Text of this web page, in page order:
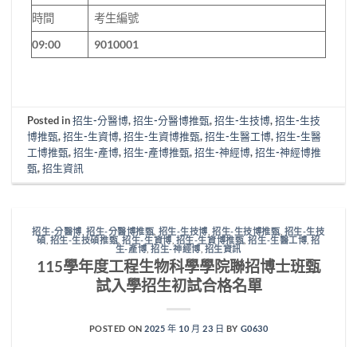
時間
考生編號
09:00
9010001
Posted in招生-分醫博,招生-分醫博推甄,招生-生技博,招生-生技
博推甄,招生-生資博,招生-生資博推甄,招生-生醫工博,招生-生醫
工博推甄,招生-產博,招生-產博推甄,招生-神經博,招生-神經博推
甄,招生資訊
招生-分醫博, 招生-分醫博推甄, 招生-生技博,招生-生技博推甄, 招生-生技
碩 招生-生技碩推甄,招生-生資博, 招生-生資博推甄,招生-生醫工博,招
生-產博,招生-神經博, 招生資訊
115學年度工程生物科學學院聯招博士班甄
試入學招生初試合格名單
POSTED ON2025 年 10 月 23 日 BY G0630